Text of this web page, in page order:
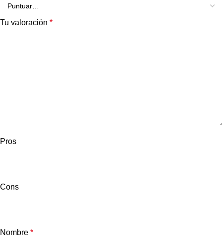
Tu valoración *
Pros
Cons
Nombre *